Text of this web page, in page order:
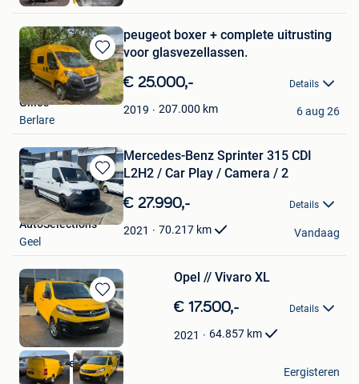
Bewaren
in
Mijn
Favorieten
peugeot boxer + complete uitrusting
voor glasvezellassen.
€ 25.000,- Details
2019 207.000 km
Gilles
Berlare
6 aug 26
Bewaren
in
Mijn
Favorieten
Mercedes-Benz Sprinter 315 CDI
L2H2 / Car Play / Camera / 2
€ 27.990,- Details
2021 70.217 km
AutoSelections
Geel
Vandaag
Bewaren
in
Mijn
Favorieten
Opel // Vivaro XL
€ 17.500,- Details
2021 64.857 km
Autohandel Ez
Hoboken
Eergisteren